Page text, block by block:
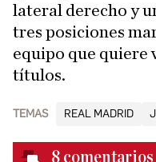
lateral derecho y
tres posiciones
equipo que quiere
títulos.
TEMAS REAL MADRID
8 comentarios